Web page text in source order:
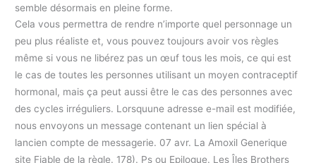
semble désormais en pleine forme.
Cela vous permettra de rendre n’importe quel personnage un
peu plus réaliste et, vous pouvez toujours avoir vos règles
même si vous ne libérez pas un œuf tous les mois, ce qui est
le cas de toutes les personnes utilisant un moyen contraceptif
hormonal, mais ça peut aussi être le cas des personnes avec
des cycles irréguliers. Lorsquune adresse e-mail est modifiée,
nous envoyons un message contenant un lien spécial à
lancien compte de messagerie. 07 avr. La Amoxil Generique
site Fiable de la règle. 178). Ps ou Epilogue. Les Îles Brothers